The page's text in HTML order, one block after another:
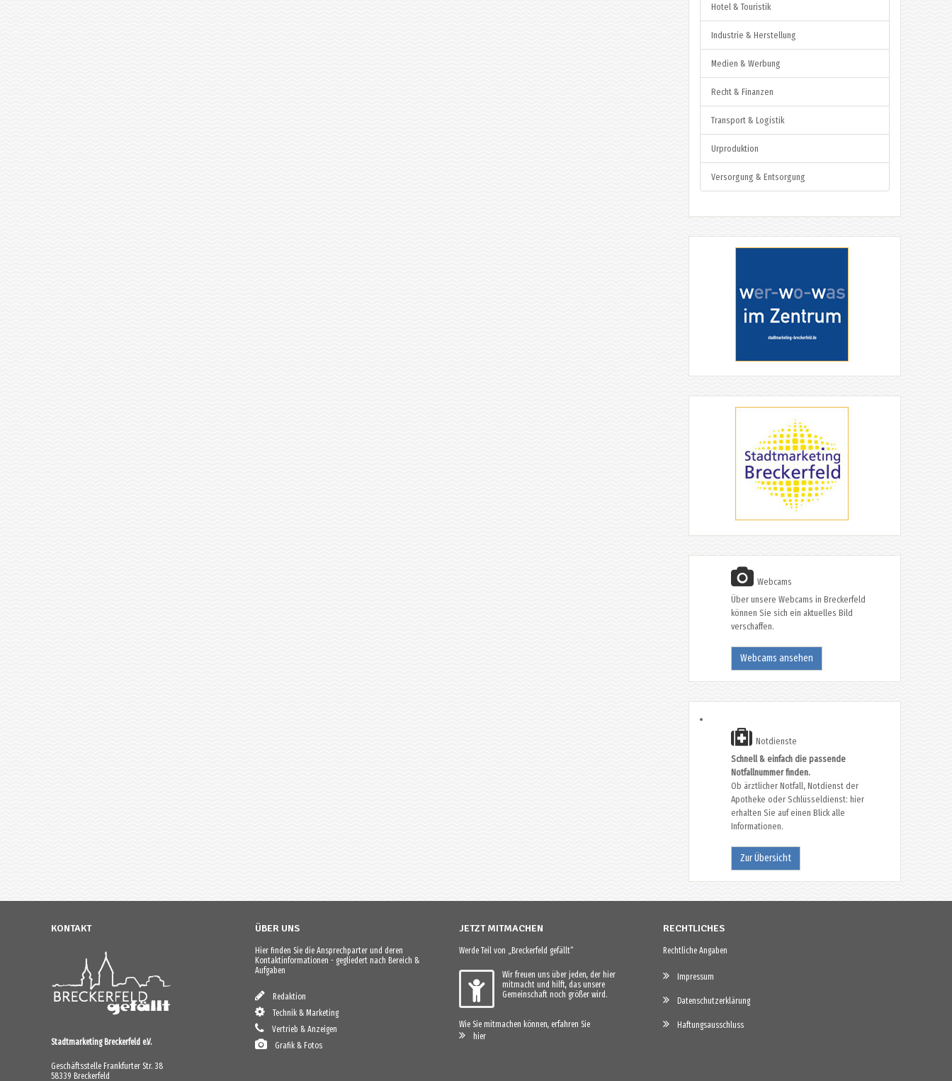
Hotel & Touristik
Industrie & Herstellung
Medien & Werbung
Recht & Finanzen
Transport & Logistik
Urproduktion
Versorgung & Entsorgung
Webcams
Über unsere Webcams in Breckerfeld
können Sie sich ein aktuelles Bild
verschaffen.
Webcams ansehen
Notdienste
Schnell & einfach die passende
Notfallnummer finden.
Ob ärztlicher Notfall, Notdienst der
Apotheke oder Schlüsseldienst: hier
erhalten Sie auf einen Blick alle
Informationen.
Zur Übersicht
KONTAKT
Stadtmarketing Breckerfeld e.V.
Geschäftsstelle Frankfurter Str. 38
58339 Breckerfeld
ÜBER UNS
Hier finden Sie die Ansprechparter und deren
Kontaktinformationen - gegliedert nach Bereich &
Aufgaben
Redaktion
Technik & Marketing
Vertrieb & Anzeigen
Grafik & Fotos
JETZT MITMACHEN
Werde Teil von „Breckerfeld gefällt“
Wir freuen uns über jeden, der hier
mitmacht und hilft, das unsere
Gemeinschaft noch größer wird.
Wie Sie mitmachen können, erfahren Sie
hier
RECHTLICHES
Rechtliche Angaben
Impressum
Datenschutzerklärung
Haftungsausschluss